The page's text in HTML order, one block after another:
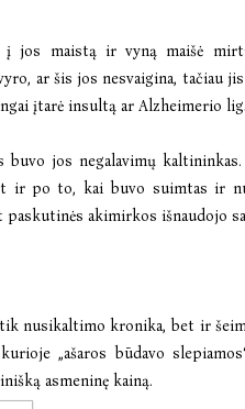
į jos maistą ir vyną maišė
ar šis jos nesvaigina, tačiau
įtarė insultą ar Alzheimerio
buvo jos negalavimų
ir po to, kai buvo suimtas ir
akimirkos išnaudojo
nusikaltimo kronika, bet ir
„ašaros būdavo
asmeninę kainą.